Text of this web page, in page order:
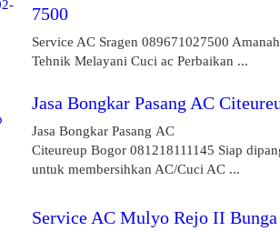
7500
Service AC Sragen 089671027500 Amanah
Tehnik Melayani Cuci ac Perbaikan ...
Jasa Bongkar Pasang AC
Jasa Bongkar Pasang AC
Citeureup Bogor 081218111145 Siap
untuk membersihkan AC/Cuci AC ...
Service AC Mulyo Rejo II Bunga